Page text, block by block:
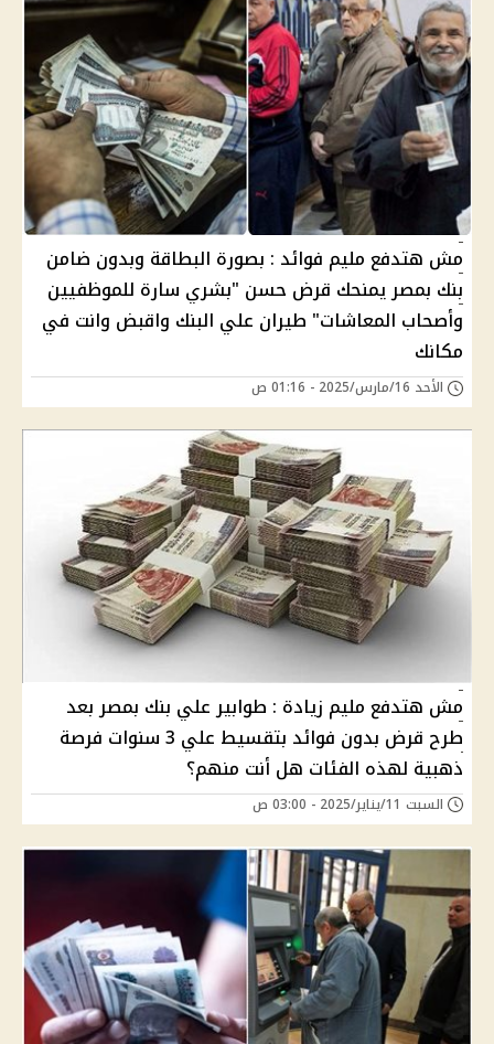
مش هتدفع مليم فوائد : بصورة البطاقة وبدون ضامن
بنك بمصر يمنحك قرض حسن "بشري سارة للموظفيين
وأصحاب المعاشات" طيران علي البنك واقبض وانت في
مكانك
الأحد 16/مارس/2025 - 01:16 ص
مش هتدفع مليم زيادة : طوابير علي بنك بمصر بعد
طرح قرض بدون فوائد بتقسيط علي 3 سنوات فرصة
ذهبية لهذه الفئات هل أنت منهم؟
السبت 11/يناير/2025 - 03:00 ص